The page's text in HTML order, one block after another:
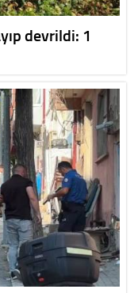
devrildi: 1